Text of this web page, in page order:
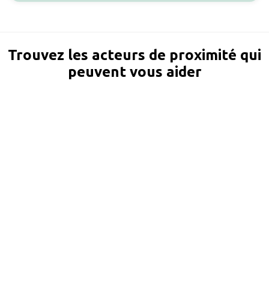
Trouvez les acteurs de proximité qui
peuvent vous aider